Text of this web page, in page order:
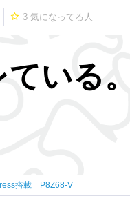
3 気になってる人
いる。
搭載 P8Z68-V